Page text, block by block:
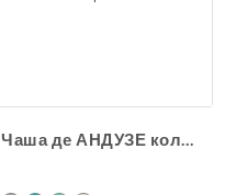
Чаша де АНДУЗЕ коллекция Бретань